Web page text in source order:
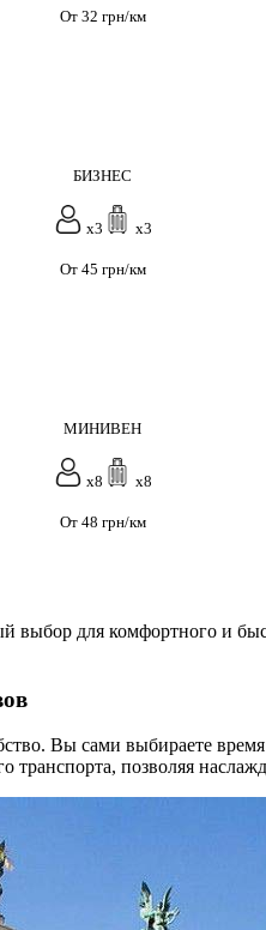
От 32 грн/км
БИЗНЕС
x3 x3
От 45 грн/км
МИНИВЕН
x8 x8
От 48 грн/км
для комфортного и
Вы сами выбираете
позволяя